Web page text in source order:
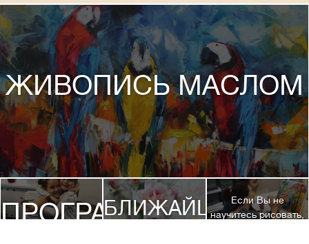
ЖИВОПИСЬ МАСЛОМ
ПРОГРАММЫ
БЛИЖАЙШИЕЕсли Вы не
научитесь рисовать,